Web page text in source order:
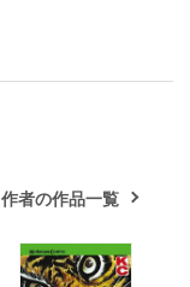
作者の作品一覧